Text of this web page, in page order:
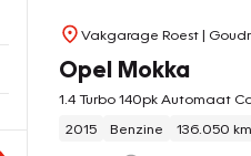
Vakgarage Roest|
Opel Mokka
1.4 Turbo 140pk Automaat
2015
Benzine 136.050 km